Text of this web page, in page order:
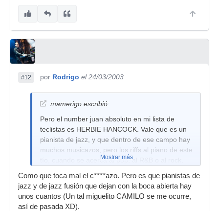
#12 por Rodrigo el 24/03/2003
mamerigo escribió:
Pero el number juan absoluto en mi lista de
teclistas es HERBIE HANCOCK. Vale que es un
pianista de jazz, y que dentro de ese campo hay
muchos musicazos, pero los riffs al piano de este
tío, cuando se acerca al pop, al R&B o al rock,
aparecía sampleado en el tema "Cantaloop
Island" de US3... Funky, Funky). ¡¡Eso sí es
groove!!
Mostrar más
Como que toca mal el c****azo. Pero es que pianistas de
jazz y de jazz fusión que dejan con la boca abierta hay
unos cuantos (Un tal miguelito CAMILO se me ocurre,
así de pasada XD).